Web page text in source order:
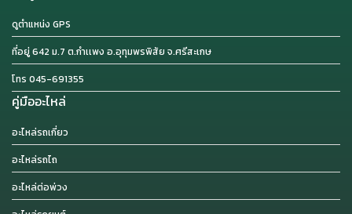
ดูตำแหน่ง GPS
ที่อยู่ 642 ม.7 ต.กำเเพง อ.อุทุมพรพิสัย จ.ศรีสะเกษ
โทร 045-691355
คู่มืออะไหล่
อะไหล่รถเกี่ยว
อะไหล่รถไถ
อะไหล่ต่อพ่วง